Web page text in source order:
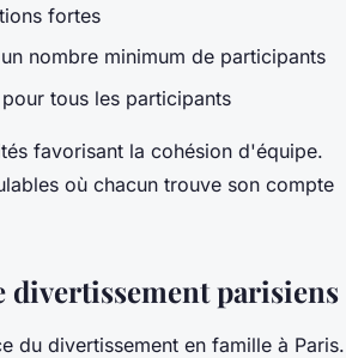
fortes
nombre minimum de participants
tous les participants
favorisant la cohésion d'équipe.
où chacun trouve son compte
divertissement parisiens
du divertissement en famille à Paris.